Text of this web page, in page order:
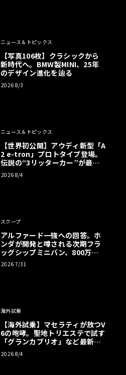
ニュース＆トピックス
【写真106枚】クラシックから
新時代へ。BMW製MINI、25年
のデザイン進化を辿る
2026 8/3
ニュース＆トピックス
【世界初公開】アウディ新型「A
2 e-tron」プロトタイプ登場。
伝説の“3リッターカー”が最高
効率エントリーBEVとして復活
【画像38枚】
2026 8/4
スクープ
アルファード一強への回答。ホ
ンダが開発と噂される次期フラ
ッグシップミニバン、800万円
超の勝算【予想CG】
2026 7/31
海外試乗
【海外試乗】マセラティが放つV
6の咆哮。聖地トリエステで試す
「グランカブリオ」など最新ト
ロフェオ3台の官能評価《LE VO
LANT LAB》
2026 8/4